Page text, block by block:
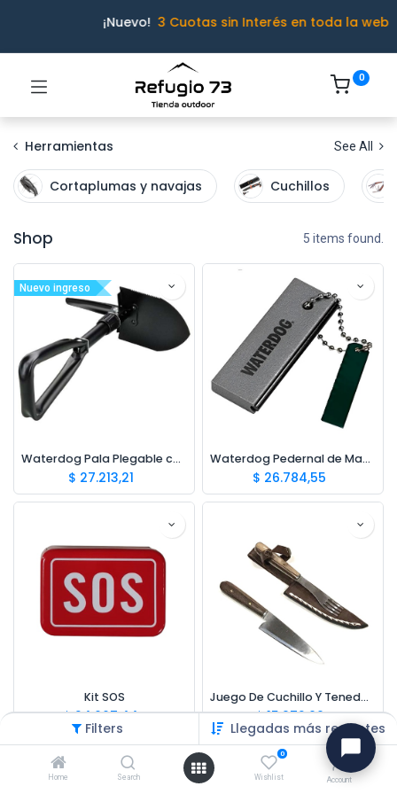
Filters Llegadas más recientes
Home Search
0
Wishlist Account
¡Nuevo! 3 Cuotas sin Interés en toda la web
0
Herramientas See All
Cortaplumas y navajas Cuchillos
Shop 5 items found.
Nuevo ingreso
Waterdog Pala Plegable con Pico 47cm
$ 27.213,21
Waterdog Pedernal de Magnesio
$ 26.784,55
Kit SOS
$24.667,44
Juego De Cuchillo Y Tenedor Asado
$15.972,00
Ivo · Refugio 73
● En línea